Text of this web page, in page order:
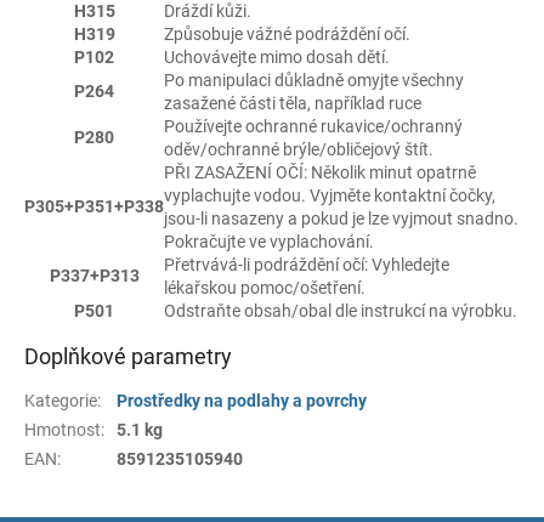
H315
Dráždí kůži.
H319
Způsobuje vážné podráždění očí.
P102
Uchovávejte mimo dosah dětí.
P264
Po manipulaci důkladně omyjte všechny
zasažené části těla, například ruce
P280
Používejte ochranné rukavice/ochranný
oděv/ochranné brýle/obličejový štít.
P305+P351+P338
PŘI ZASAŽENÍ OČÍ: Několik minut opatrně
vyplachujte vodou. Vyjměte kontaktní čočky,
jsou-li nasazeny a pokud je lze vyjmout snadno.
Pokračujte ve vyplachování.
P337+P313
Přetrvává-li podráždění očí: Vyhledejte
lékařskou pomoc/ošetření.
P501
Odstraňte obsah/obal dle instrukcí na výrobku.
Doplňkové parametry
Kategorie:
Prostředky na podlahy a povrchy
Hmotnost:
5.1 kg
EAN: 8591235105940